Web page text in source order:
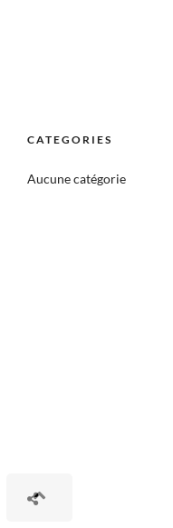
CATEGORIES
Aucune catégorie